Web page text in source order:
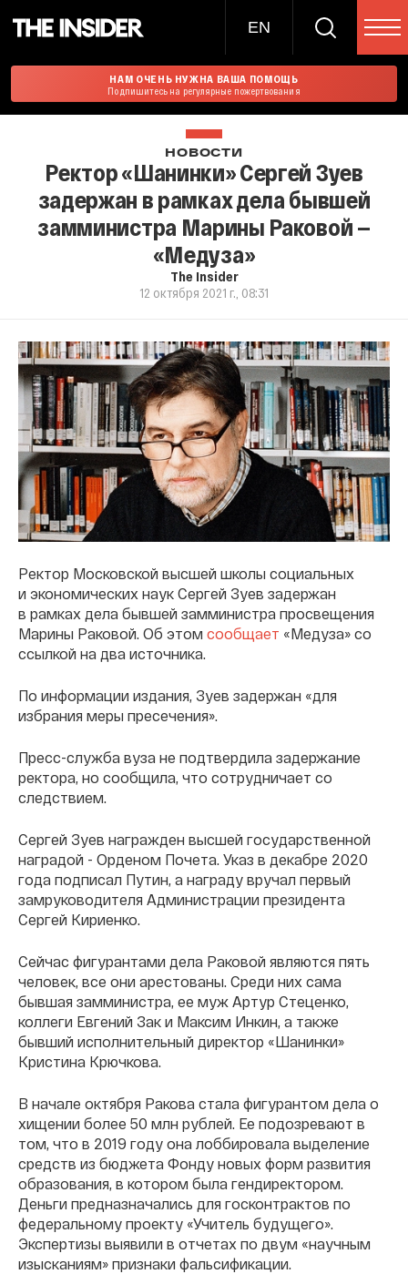
EN
НАМ ОЧЕНЬ НУЖНА ВАША ПОМОЩЬ
Подпишитесь на регулярные пожертвования
НОВОСТИ
Ректор «Шанинки» Сергей Зуев
задержан в рамках дела бывшей
замминистра Марины Раковой —
«Медуза»
The Insider
12 октября 2021 г., 08:31
Ректор Московской высшей школы социальных
и экономических наук Сергей Зуев задержан
в рамках дела бывшей замминистра просвещения
Марины Раковой. Об этом сообщает «Медуза» со
ссылкой на два источника.
По информации издания, Зуев задержан «для
избрания меры пресечения».
Пресс-служба вуза не подтвердила задержание
ректора, но сообщила, что сотрудничает со
следствием.
Сергей Зуев награжден высшей государственной
наградой - Орденом Почета. Указ в декабре 2020
года подписал Путин, а награду вручал первый
замруководителя Администрации президента
Сергей Кириенко.
Сейчас фигурантами дела Раковой являются пять
человек, все они арестованы. Среди них сама
бывшая замминистра, ее муж Артур Стеценко,
коллеги Евгений Зак и Максим Инкин, а также
бывший исполнительный директор «Шанинки»
Кристина Крючкова.
В начале октября Ракова стала фигурантом дела о
хищении более 50 млн рублей. Ее подозревают в
том, что в 2019 году она лоббировала выделение
средств из бюджета Фонду новых форм развития
образования, в котором была гендиректором.
Деньги предназначались для госконтрактов по
федеральному проекту «Учитель будущего».
Экспертизы выявили в отчетах по двум «научным
изысканиям» признаки фальсификации.